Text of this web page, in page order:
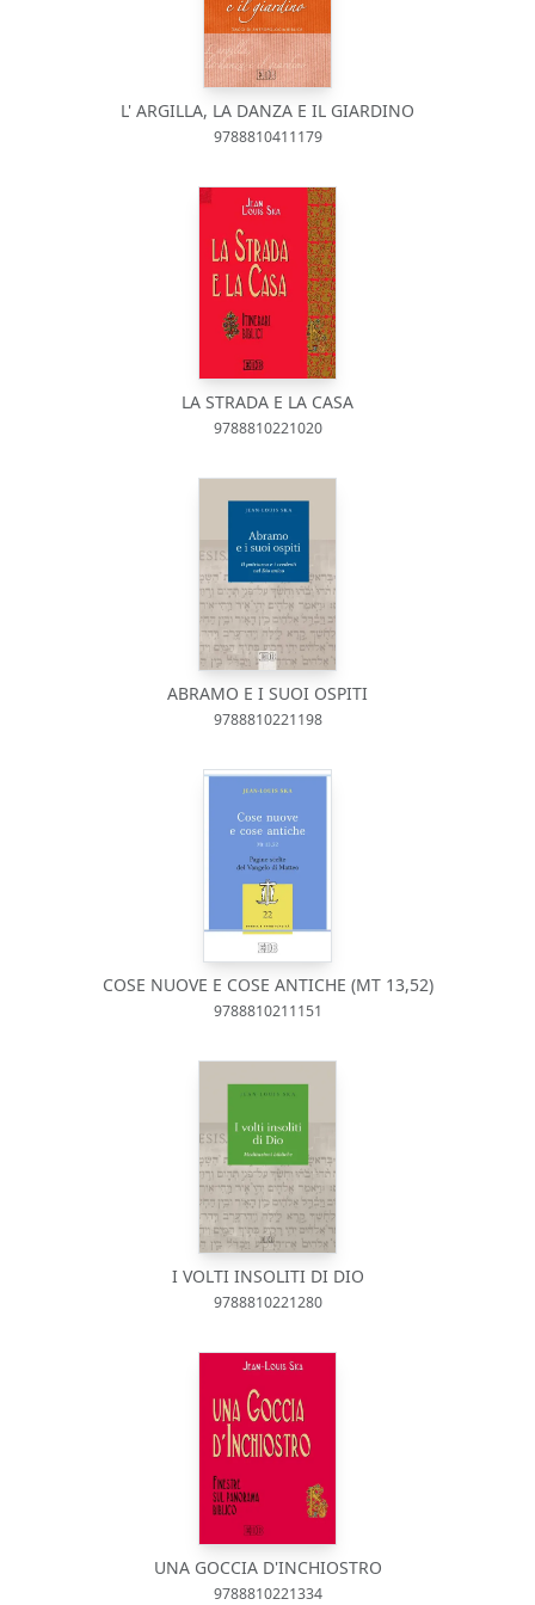
L' ARGILLA, LA DANZA E IL GIARDINO
9788810411179
LA STRADA E LA CASA
9788810221020
ABRAMO E I SUOI OSPITI
9788810221198
COSE NUOVE E COSE ANTICHE (MT 13,52)
9788810211151
I VOLTI INSOLITI DI DIO
9788810221280
UNA GOCCIA D'INCHIOSTRO
9788810221334